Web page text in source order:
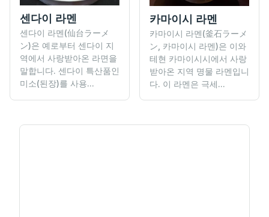
센다이 라멘
센다이 라멘(仙台ラーメ
ン)은 예로부터 센다이 지
역에서 사랑받아온 라면을
말합니다. 센다이 특산품인
미소(된장)를 사용...
카마이시 라멘
카마이시 라멘(釜石ラーメ
ン, 카마이시 라멘)은 이와
테현 카마이시시에서 사랑
받아온 지역 명물 라멘입니
다. 이 라멘은 극세...